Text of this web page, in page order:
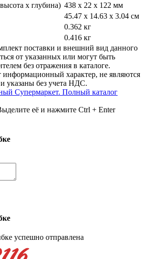
х глубина) 438 x 22 x 122 мм
45.47 x 14.63 x 3.04 см
0.362 кг
0.416 кг
поставки и внешний вид данного
от указанных или могут быть
без отражения в каталоге.
информационный характер, не являются
указаны без учета НДС.
Cупермаркет. Полный каталог
её и нажмите Ctrl + Enter
успешно отправлена